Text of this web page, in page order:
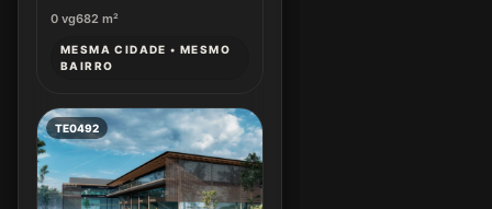
0 vg682 m²
MESMA CIDADE • MESMO
BAIRRO
TE0492